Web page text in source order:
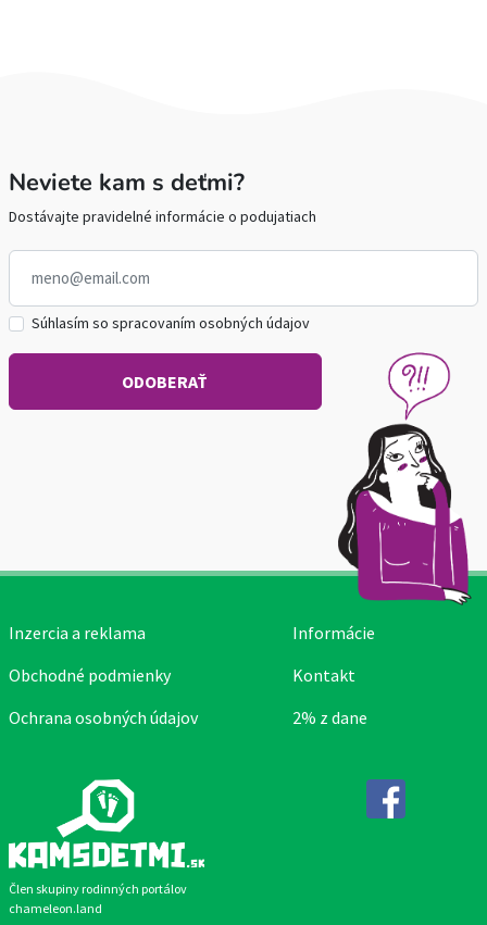
Neviete kam s deťmi?
Dostávajte pravidelné informácie o podujatiach
Súhlasím so spracovaním osobných údajov
Člen skupiny rodinných portálov
chameleon.land
Inzercia a reklama
Obchodné podmienky
Ochrana osobných údajov
Informácie
Kontakt
2% z dane